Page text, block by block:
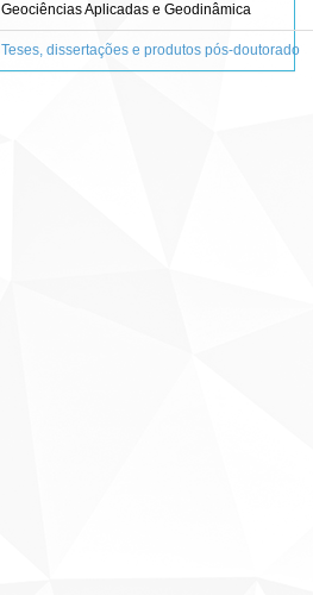
Geociências Aplicadas e Geodinâmica
Teses, dissertações e produtos pós-doutorado